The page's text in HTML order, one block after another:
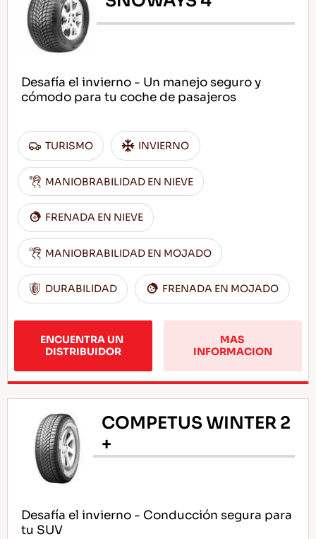
Desafía el invierno - Un manejo seguro y
cómodo para tu coche de pasajeros
TURISMO INVIERNO
MANIOBRABILIDAD EN NIEVE
FRENADA EN NIEVE
MANIOBRABILIDAD EN MOJADO
DURABILIDAD FRENADA EN MOJADO
ENCUENTRA UN
DISTRIBUIDOR
MAS
INFORMACION
COMPETUS WINTER 2
+
Desafía el invierno - Conducción segura para
tu SUV